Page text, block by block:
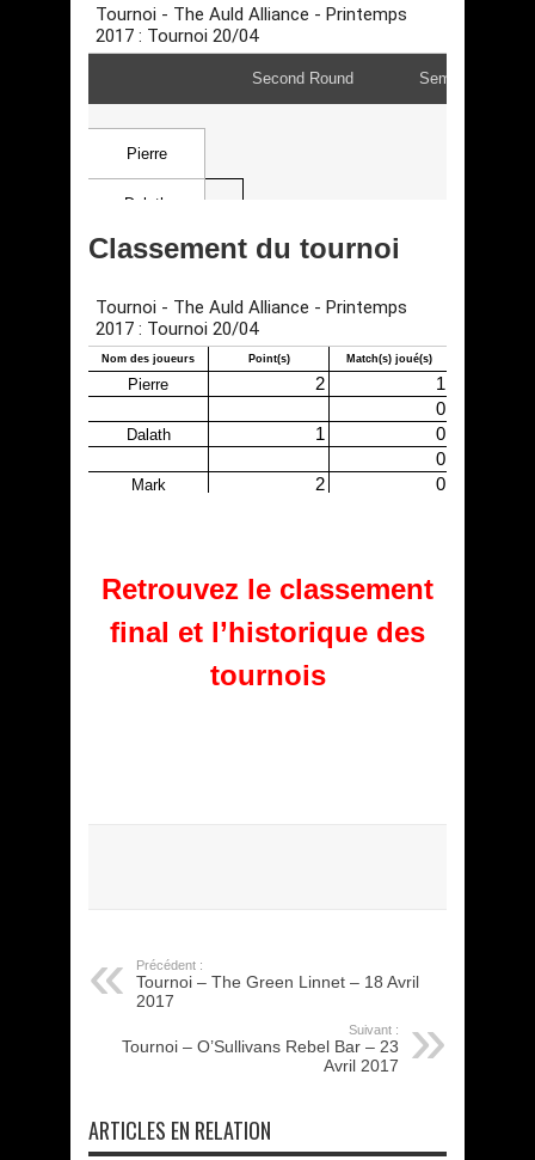
Classement du tournoi
Retrouvez le classement
final et l’historique des
tournois
Précédent :
Tournoi – The Green Linnet – 18 Avril
2017
Suivant :
Tournoi – O’Sullivans Rebel Bar – 23
Avril 2017
ARTICLES EN RELATION